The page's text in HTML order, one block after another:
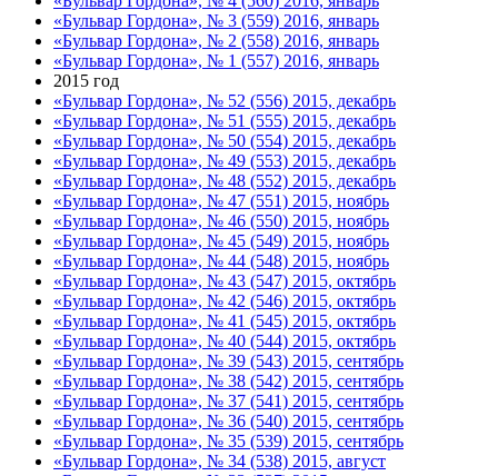
«Бульвар Гордона», № 3 (559) 2016, январь
«Бульвар Гордона», № 2 (558) 2016, январь
«Бульвар Гордона», № 1 (557) 2016, январь
2015 год
«Бульвар Гордона», № 52 (556) 2015, декабрь
«Бульвар Гордона», № 51 (555) 2015, декабрь
«Бульвар Гордона», № 50 (554) 2015, декабрь
«Бульвар Гордона», № 49 (553) 2015, декабрь
«Бульвар Гордона», № 48 (552) 2015, декабрь
«Бульвар Гордона», № 47 (551) 2015, ноябрь
«Бульвар Гордона», № 46 (550) 2015, ноябрь
«Бульвар Гордона», № 45 (549) 2015, ноябрь
«Бульвар Гордона», № 44 (548) 2015, ноябрь
«Бульвар Гордона», № 43 (547) 2015, октябрь
«Бульвар Гордона», № 42 (546) 2015, октябрь
«Бульвар Гордона», № 41 (545) 2015, октябрь
«Бульвар Гордона», № 40 (544) 2015, октябрь
«Бульвар Гордона», № 39 (543) 2015, сентябрь
«Бульвар Гордона», № 38 (542) 2015, сентябрь
«Бульвар Гордона», № 37 (541) 2015, сентябрь
«Бульвар Гордона», № 36 (540) 2015, сентябрь
«Бульвар Гордона», № 35 (539) 2015, сентябрь
«Бульвар Гордона», № 34 (538) 2015, август